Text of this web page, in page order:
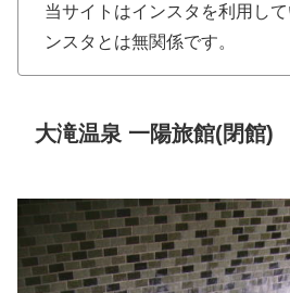
当サイトはインスタを利用し
ンスタとは無関係です。
大滝温泉 一陽旅館(閉館)